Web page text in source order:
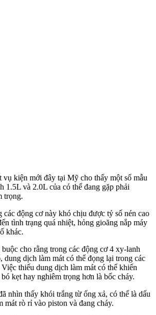
vụ kiện mới đây tại Mỹ cho thấy một số mẫu
1.5L và 2.0L của có thể đang gặp phải
trọng.
các động cơ này khó chịu được tỷ số nén cao
tình trạng quá nhiệt, hỏng gioăng nắp máy
khác.
cho rằng trong các động cơ 4 xy-lanh
dịch làm mát có thể đọng lại trong các
thiếu dung dịch làm mát có thể khiến
kẹt hay nghiêm trọng hơn là bốc cháy.
nhìn thấy khói trắng từ ống xả, có thể là dấu
mát rò rỉ vào piston và đang cháy.